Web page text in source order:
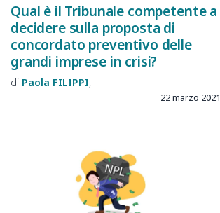
Qual è il Tribunale competente a
decidere sulla proposta di
concordato preventivo delle
grandi imprese in crisi?
Paola FILIPPI
22 marzo 2021